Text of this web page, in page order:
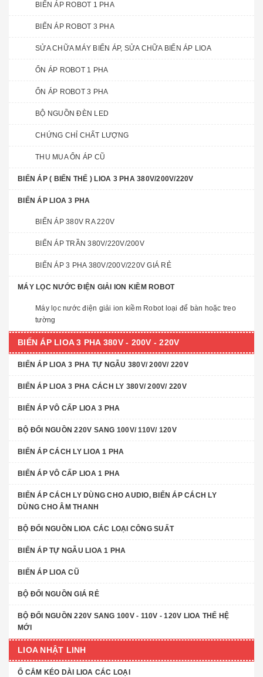
BIẾN ÁP ROBOT 1 PHA
BIẾN ÁP ROBOT 3 PHA
SỬA CHỮA MÁY BIẾN ÁP, SỬA CHỮA BIẾN ÁP LIOA
ỔN ÁP ROBOT 1 PHA
ỔN ÁP ROBOT 3 PHA
BỘ NGUỒN ĐÈN LED
CHỨNG CHỈ CHẤT LƯỢNG
THU MUA ỔN ÁP CŨ
BIẾN ÁP ( BIẾN THẾ ) LIOA 3 PHA 380V/200V/220V
BIẾN ÁP LIOA 3 PHA
BIẾN ÁP 380V RA 220V
BIẾN ÁP TRẦN 380V/220V/200V
BIẾN ÁP 3 PHA 380V/200V/220V GIÁ RẺ
MÁY LỌC NƯỚC ĐIỆN GIẢI ION KIỀM ROBOT
Máy lọc nước điện giải ion kiềm Robot loại để bàn hoặc treo
tường
BIẾN ÁP LIOA 3 PHA 380V - 200V - 220V
BIẾN ÁP LIOA 3 PHA TỰ NGẪU 380V/ 200V/ 220V
BIẾN ÁP LIOA 3 PHA CÁCH LY 380V/ 200V/ 220V
BIẾN ÁP VÔ CẤP LIOA 3 PHA
BỘ ĐỔI NGUỒN 220V SANG 100V/ 110V/ 120V
BIẾN ÁP CÁCH LY LIOA 1 PHA
BIẾN ÁP VÔ CẤP LIOA 1 PHA
BIẾN ÁP CÁCH LY DÙNG CHO AUDIO, BIẾN ÁP CÁCH LY
DÙNG CHO ÂM THANH
BỘ ĐỔI NGUỒN LIOA CÁC LOẠI CÔNG SUẤT
BIẾN ÁP TỰ NGẪU LIOA 1 PHA
BIẾN ÁP LIOA CŨ
BỘ ĐỔI NGUỒN GIÁ RẺ
BỘ ĐỔI NGUỒN 220V SANG 100V - 110V - 120V LIOA THẾ HỆ
MỚI
LIOA NHẬT LINH
Ổ CẮM KÉO DÀI LIOA CÁC LOẠI